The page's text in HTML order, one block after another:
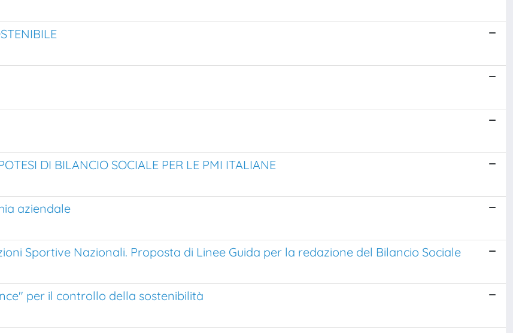
DI BILANCIO SOCIALE PER LE PMI ITALIANE
aziendale
Sportive Nazionali. Proposta di Linee Guida per la redazione del Bilancio Sociale
per il controllo della sostenibilità